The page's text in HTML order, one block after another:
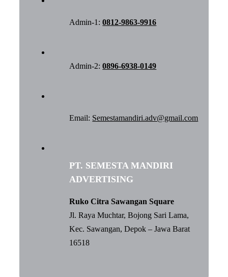
Admin-1:0812-9863-9916
Admin-2:0896-6938-0149
Email: Semestamandiri.adv@gmail.com
PT. SEMESTA MANDIRI
ADVERTISING
Ruko Citra Sawangan Square
Jl. Raya Muchtar, Bojong Sari Lama,
Kec. Sawangan, Depok – Jawa Barat
16518